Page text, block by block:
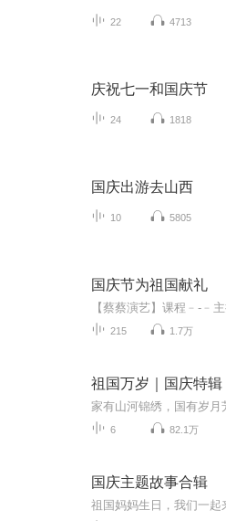
22 4713
庆祝七一和国庆节
24 1818
国庆出游去山西
10 5805
国庆节为祖国献礼
215 1.7万
祖国万岁｜国庆特辑
6 82.1万
国庆主题故事合辑